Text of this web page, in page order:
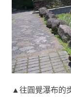
▲往圓覺瀑布的